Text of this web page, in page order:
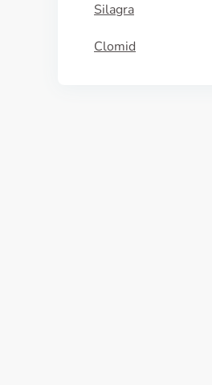
Silagra
Clomid